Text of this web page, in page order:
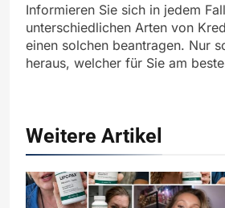
Informieren Sie sich in jedem
unterschiedlichen Arten von
einen solchen beantragen. Nur
heraus, welcher für Sie am
Weitere Artikel